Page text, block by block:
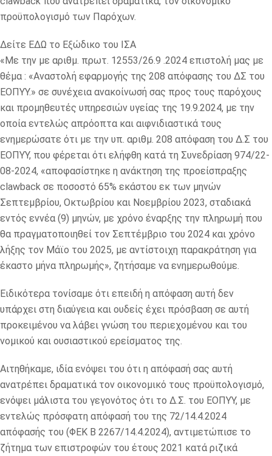
προϋπολογισμό των Παρόχων.
Δείτε ΕΔΩ το Εξώδικο του ΙΣΑ
«Με την με αριθμ. πρωτ. 12553/26.9 .2024 επιστολή μας με
θέμα : «Αναστολή εφαρμογής της 208 απόφασης του ΔΣ του
ΕΟΠΥΥ.» σε συνέχεια ανακοίνωσή σας προς τους παρόχους
και προμηθευτές υπηρεσιών υγείας της 19.9.2024, με την
οποία εντελώς απρόοπτα και αιφνιδιαστικά τους
ενημερώσατε ότι με την υπ. αριθμ. 208 απόφαση του Δ.Σ του
ΕΟΠΥΥ, που φέρεται ότι ελήφθη κατά τη Συνεδρίαση 974/22-
08-2024, «αποφασίστηκε η ανάκτηση της προείσπραξης
clawback σε ποσοστό 65% εκάστου εκ των μηνών
Σεπτεμβρίου, Οκτωβρίου και Νοεμβρίου 2023, σταδιακά
εντός εννέα (9) μηνών, με χρόνο έναρξης την πληρωμή που
θα πραγματοποιηθεί τον Σεπτέμβριο του 2024 και χρόνο
λήξης τον Μάϊο του 2025, με αντίστοιχη παρακράτηση για
έκαστο μήνα πληρωμής», ζητήσαμε να ενημερωθούμε.
Ειδικότερα τονίσαμε ότι επειδή η απόφαση αυτή δεν
υπάρχει στη διαύγεια και ουδείς έχει πρόσβαση σε αυτή
προκειμένου να λάβει γνώση του περιεχομένου και του
νομικού και ουσιαστικού ερείσματος της.
Αιτηθήκαμε, ιδία ενόψει του ότι η απόφασή σας αυτή
ανατρέπει δραματικά τον οικονομικό τους προϋπολογισμό,
ενόψει μάλιστα του γεγονότος ότι το Δ.Σ. του ΕΟΠΥΥ, με
εντελώς πρόσφατη απόφασή του της 72/14.4.2024
απόφασής του (ΦΕΚ Β 2267/14.4.2024), αντιμετώπισε το
ζήτημα των επιστροφών του έτους 2021 κατά ριζικά